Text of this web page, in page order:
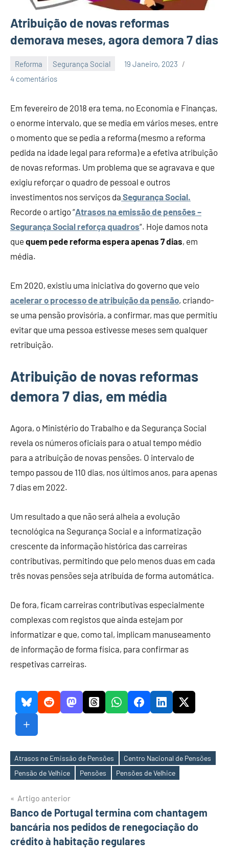
Atribuição de novas reformas
demorava meses, agora demora 7 dias
Reforma Segurança Social
19 Janeiro, 2023
Economia
Finanças
4 comentários
Em fevereiro de 2018 era tema, no Economia e Finanças,
o enorme intervalo, que se media em vários meses, entre
o momento que se pedia a reforma (mesmo a reforma
pedida na idade legal para reforma) e a efetiva atribuição
de novas reformas. Um problema que se agravava e que
exigiu reforçar o quadro de pessoal e outros
investimentos nos serviços da Segurança Social.
Recorde o artigo “Atrasos na emissão de pensões –
Segurança Social reforça quadros“. Hoje damos nota
que quem pede reforma espera apenas 7 dias, em
média.
Em 2020, existiu uma iniciativa do governo que veio
acelerar o processo de atribuição da pensão, criando-
se uma pensão provisória, a confirmar, mas que permitiu
evitar que uma pessoa estivesse meses sem qualquer
retribuição.
Atribuição de novas reformas
demora 7 dias, em média
Agora, o Ministério do Trabalho e da Segurança Social
revela os números oficiais para o atual tempo médio
para a atribuição de novas pensões. O intervalo de
tempo passou de 110 dias, nos últimos anos, para apenas
7 dias em 2022.
Um resultado a que não será alheia a evolução
tecnológica na Segurança Social e a informatização
crescente da informação histórica das carreiras
contributivas, permitindo que pelo menos duas em cada
três novas pensões seja atribuída de forma automática.
De fora, ficam carreiras contributivas especialmente
complexas com registos que ainda estejam por
informatizar e que, como tal, implicam manuseamento
de informação de forma física, para confirmar as
respetivas carreiras.
Etiquetas
Atrasos ne Emissão de Pensões
Centro Nacional de Pensões
Pensão de Velhice
Pensões Pensões de Velhice
Navegação
de
artigos
Artigo anterior
Banco de Portugal termina com chantagem
bancária nos pedidos de renegociação do
crédito à habitação regulares